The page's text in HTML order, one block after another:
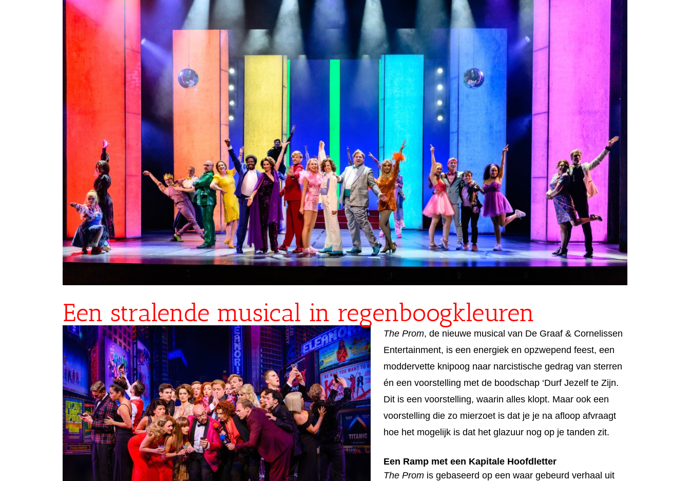
Een stralende musical in regenboogkleuren
The Prom, de nieuwe musical van De Graaf & Cornelissen
Entertainment, is een energiek en opzwepend feest, een
moddervette knipoog naar narcistische gedrag van sterren
én een voorstelling met de boodschap ‘Durf Jezelf te Zijn.
Dit is een voorstelling, waarin alles klopt. Maar ook een
voorstelling die zo mierzoet is dat je je na afloop afvraagt
hoe het mogelijk is dat het glazuur nog op je tanden zit.
Een Ramp met een Kapitale Hoofdletter
The Prom is gebaseerd op een waar gebeurd verhaal uit